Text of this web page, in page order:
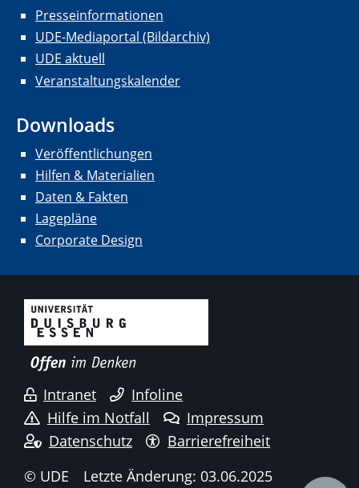
Presseinformationen
UDE-Mediaportal (Bildarchiv)
UDE aktuell
Veranstaltungskalender
Downloads
Veröffentlichungen
Hilfen & Materialien
Daten & Fakten
Lagepläne
Corporate Design
Intranet
Infoline
Hilfe im Notfall
Impressum
Datenschutz
Barrierefreiheit
© UDE
Letzte Änderung: 03.06.2025